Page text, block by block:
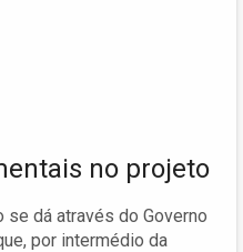
no projeto
se dá através do Governo
por intermédio da